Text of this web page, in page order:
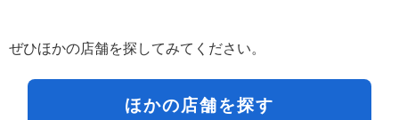
ぜひほかの店舗を探してみてください。
ほかの店舗を探す